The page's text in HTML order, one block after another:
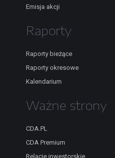
Emisja akcji
Raporty
Raporty bieżące
Raporty okresowe
Kalendarium
Ważne strony
CDA.PL
CDA Premium
Relacje inwestorskie